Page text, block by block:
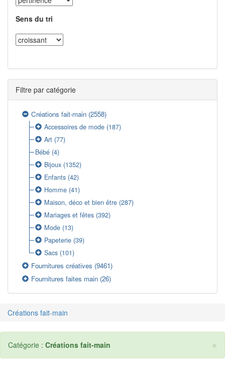
Sens du tri
Filtre par catégorie
Créations fait-main (2558)
Accessoires de mode (187)
Art (77)
Bébé (4)
Bijoux (1352)
Enfants (42)
Homme (41)
Maison, déco et bien être (287)
Mariages et fêtes (392)
Mode (13)
Papeterie (39)
Sacs (101)
Fournitures créatives (9461)
Fournitures faites main (26)
Créations fait-main
×
Catégorie : Créations fait-main